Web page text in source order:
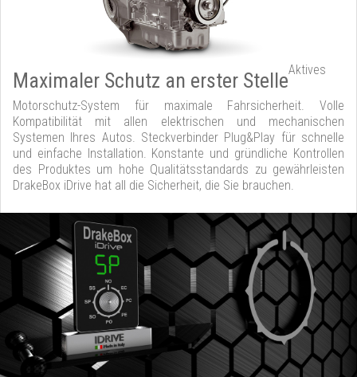
Maximaler Schutz an erster StelleAktives
Motorschutz-System für maximale Fahrsicherheit. Volle
Kompatibilität mit allen elektrischen und mechanischen
Systemen Ihres Autos. Steckverbinder Plug&Play für schnelle
und einfache Installation. Konstante und gründliche Kontrollen
des Produktes um hohe Qualitätsstandards zu gewährleisten
DrakeBox iDrive hat all die Sicherheit, die Sie brauchen.